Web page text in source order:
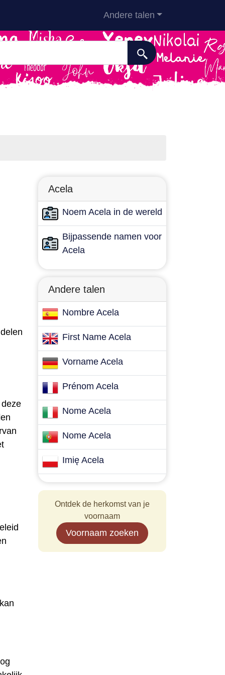
Andere talen
Acela
Noem Acela in de wereld
Bijpassende namen voor
Acela
Andere talen
Nombre Acela
First Name Acela
Vorname Acela
Prénom Acela
Nome Acela
Nome Acela
Imię Acela
Ontdek de herkomst van je
voornaam
Voornaam zoeken